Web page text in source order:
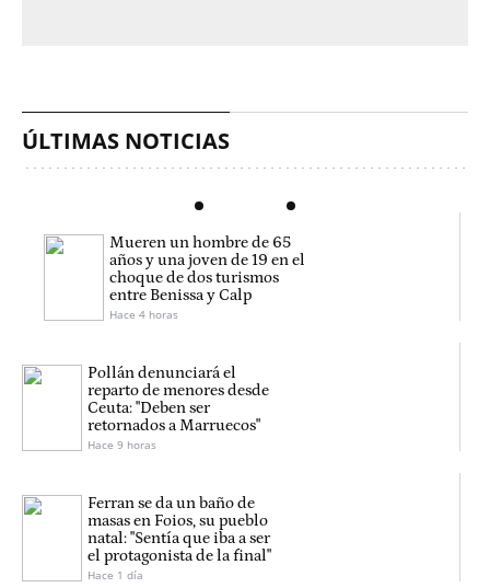
ÚLTIMAS NOTICIAS
Mueren un hombre de 65
años y una joven de 19 en el
choque de dos turismos
entre Benissa y Calp
Hace 4 horas
Pollán denunciará el
reparto de menores desde
Ceuta: "Deben ser
retornados a Marruecos"
Hace 9 horas
Ferran se da un baño de
masas en Foios, su pueblo
natal: "Sentía que iba a ser
el protagonista de la final"
Hace 1 día